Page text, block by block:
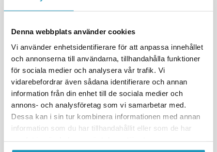
Denna webbplats använder cookies
Vi använder enhetsidentifierare för att anpassa innehållet
och annonserna till användarna, tillhandahålla funktioner
för sociala medier och analysera vår trafik. Vi
vidarebefordrar även sådana identifierare och annan
information från din enhet till de sociala medier och
annons- och analysföretag som vi samarbetar med.
Dessa kan i sin tur kombinera informationen med annan
information som du har tillhandahållit eller som de har
JT SPROCKETS
Framdrev Yamaha YFM125/350
og YFZ350, 13-tanns
JT SPROCKETS
Framdrev Dinli 450 / SMC 500 &
Honda TRX400 15 Tenner